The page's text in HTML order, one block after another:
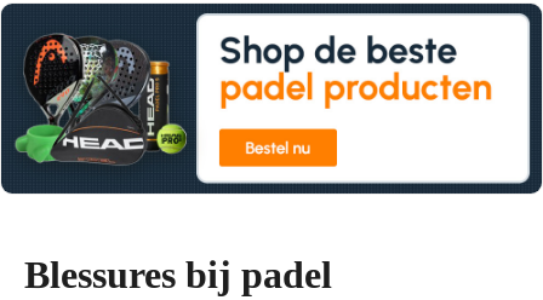
Blessures bij padel